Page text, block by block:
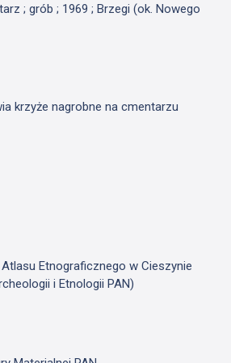
; grób ; 1969 ; Brzegi (ok. Nowego
krzyże nagrobne na cmentarzu
Etnograficznego w Cieszynie
i Etnologii PAN)